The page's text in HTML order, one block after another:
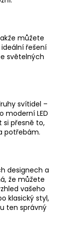
můžete
řešení
světelných
svítidel –
moderní LED
si přesně to,
potřebám.
designech a
že můžete
vašeho
klasický styl,
ten správný